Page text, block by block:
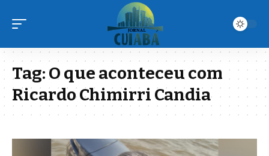
Tag:O que aconteceu com
Ricardo Chimirri Candia